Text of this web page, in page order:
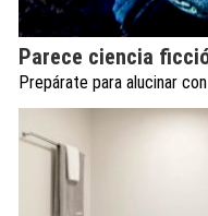
Parece ciencia
Prepárate para alucinar